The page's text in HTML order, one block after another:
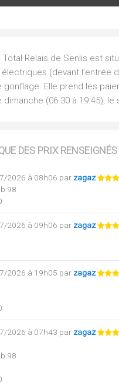
Total Relais de Senlis est
(devant l'entrée
gonflage. Elle prend les
dimanche (06.30 à 19.45), le
DES PRIX
2026 à 08h06 par zagaz
98
2026 à 09h06 par zagaz
2026 à 19h05 par zagaz
2026 à 07h43 par zagaz
98